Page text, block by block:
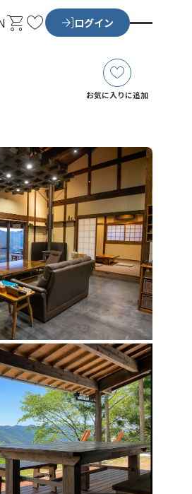
カ お
ログイン
お気に入りに追加